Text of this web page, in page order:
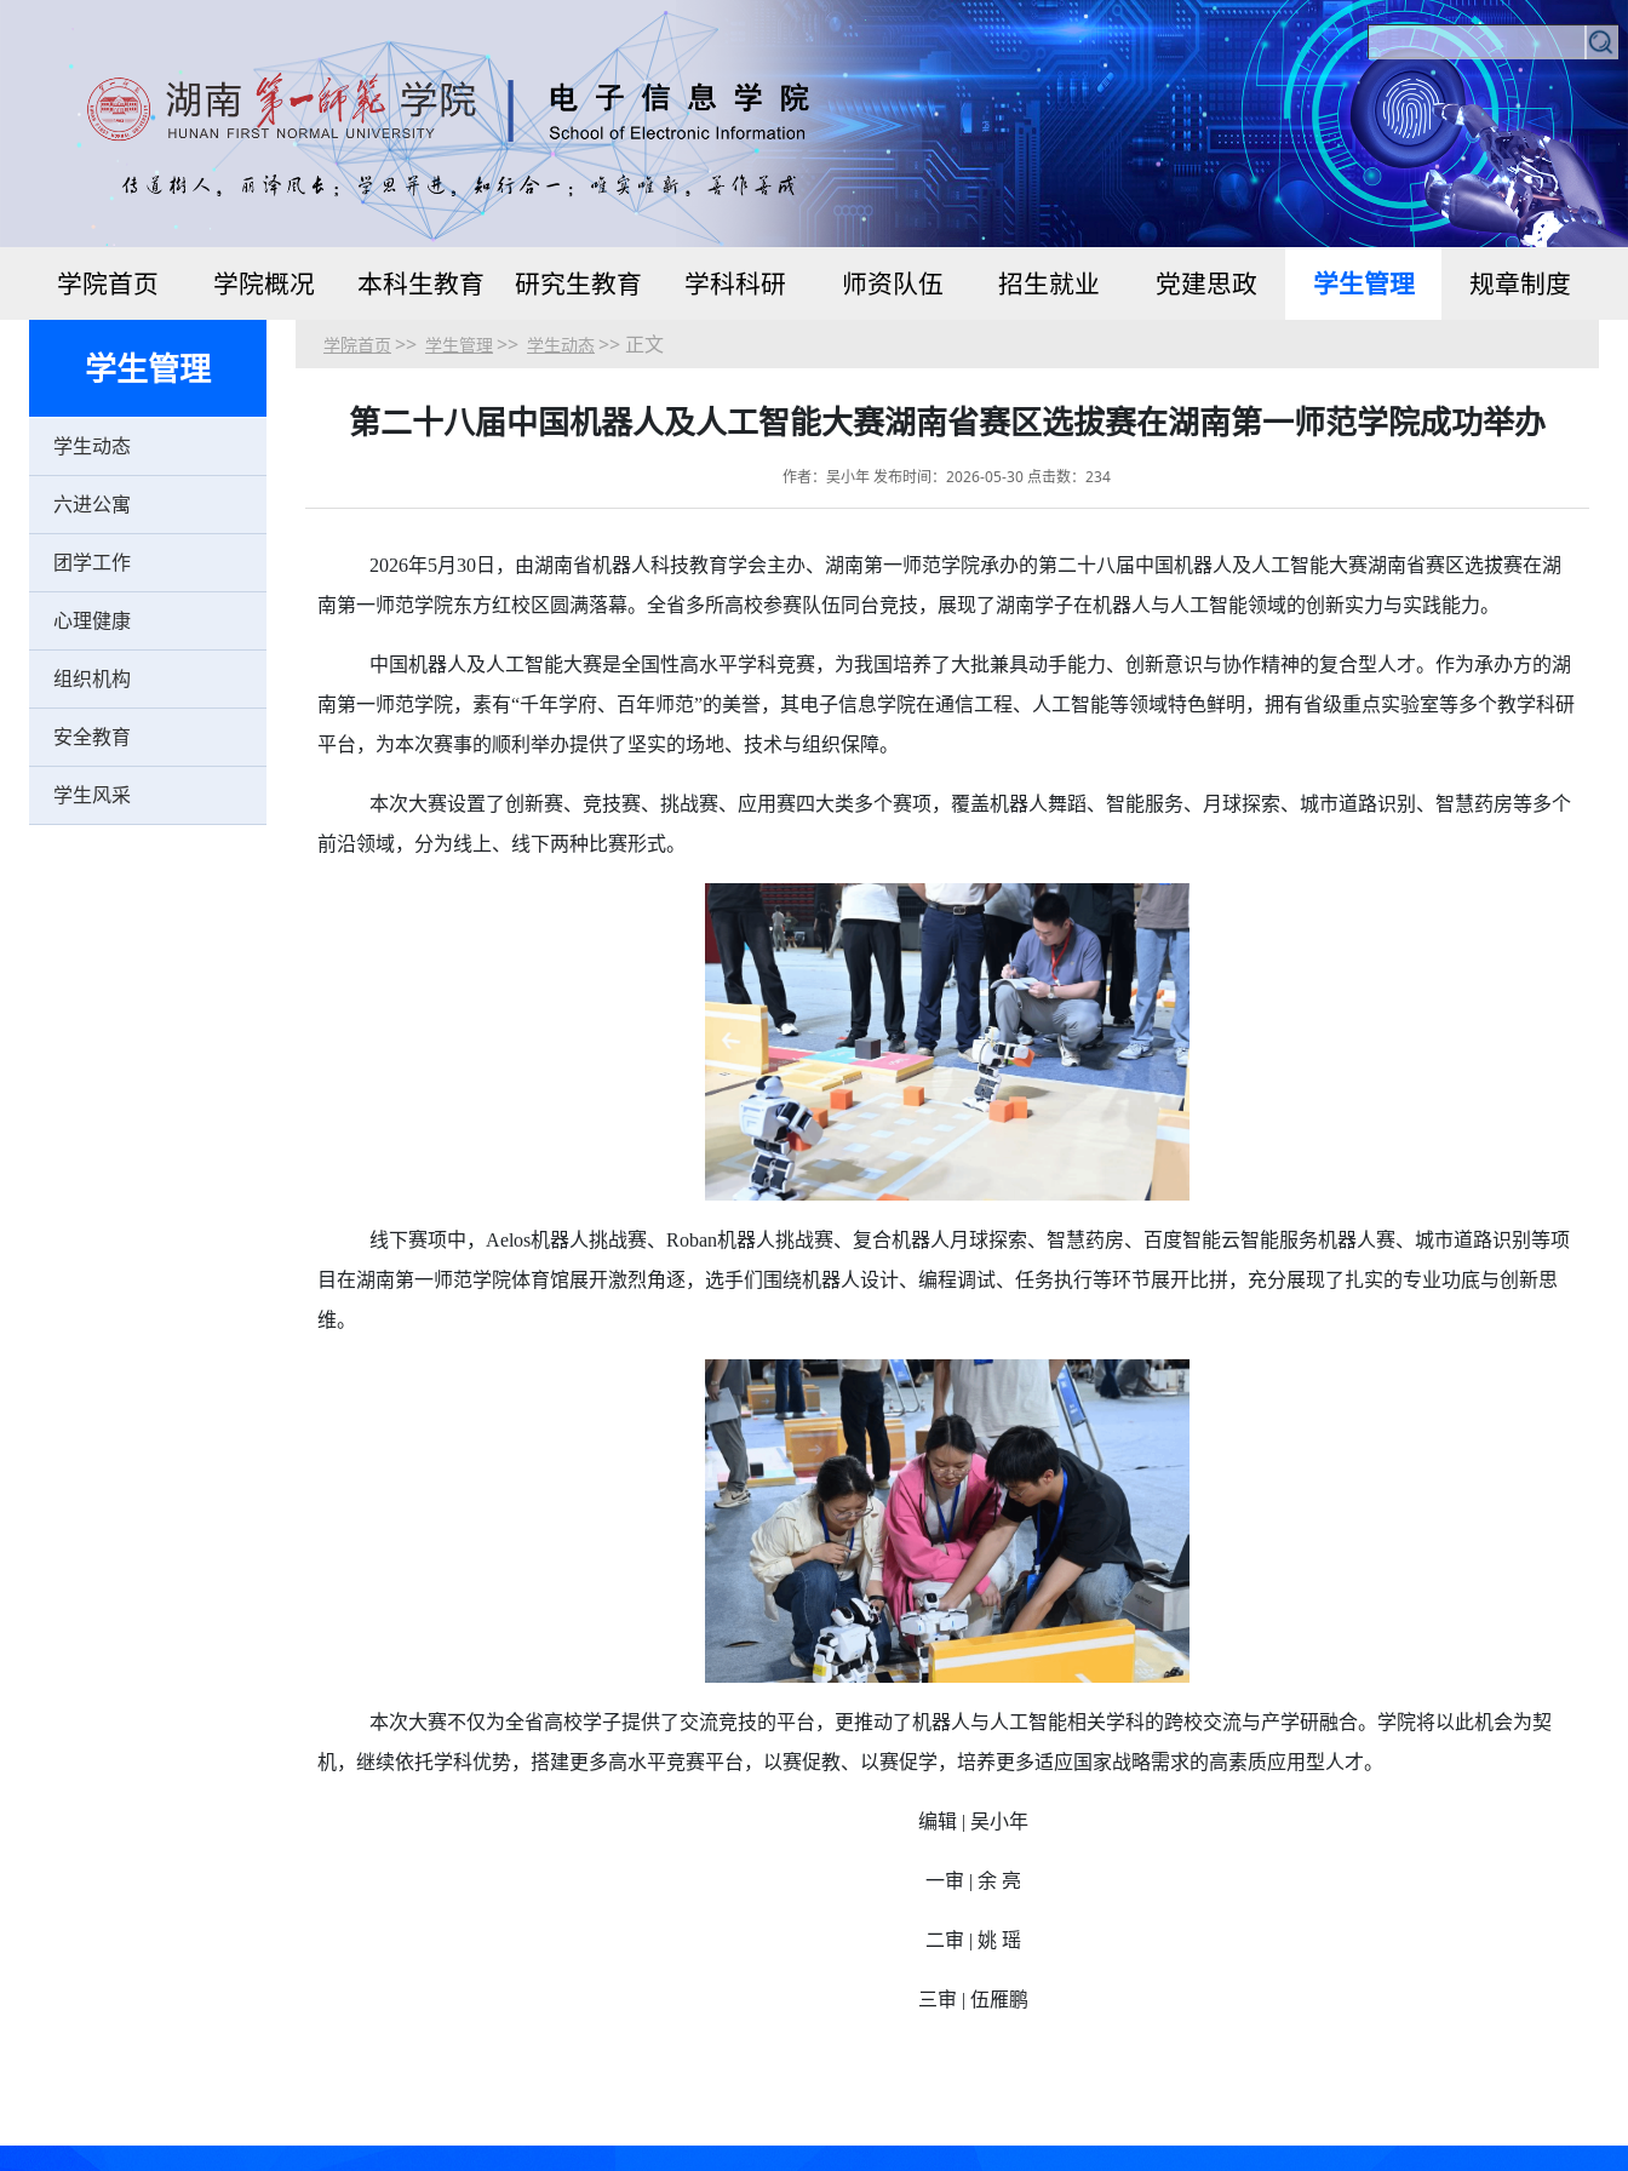
学院首页 学院概况 本科生教育 研究生教育 学科科研 师资队伍 招生就业 党建思政 学生管理 规章制度
学生管理
学生动态
六进公寓
团学工作
心理健康
组织机构
安全教育
学生风采
学院首页 >> 学生管理 >> 学生动态 >> 正文
第二十八届中国机器人及人工智能大赛湖南省赛区选拔赛在湖南第一师范学院成功举办
作者：吴小年 发布时间：2026-05-30 点击数：234
2026年5月30日，由湖南省机器人科技教育学会主办、湖南第一师范学院承办的第二十八届中国机器人及人工智能大赛湖南省赛区选拔赛在湖
南第一师范学院东方红校区圆满落幕。全省多所高校参赛队伍同台竞技，展现了湖南学子在机器人与人工智能领域的创新实力与实践能力。
中国机器人及人工智能大赛是全国性高水平学科竞赛，为我国培养了大批兼具动手能力、创新意识与协作精神的复合型人才。作为承办方的湖
南第一师范学院，素有“千年学府、百年师范”的美誉，其电子信息学院在通信工程、人工智能等领域特色鲜明，拥有省级重点实验室等多个教学科研
平台，为本次赛事的顺利举办提供了坚实的场地、技术与组织保障。
本次大赛设置了创新赛、竞技赛、挑战赛、应用赛四大类多个赛项，覆盖机器人舞蹈、智能服务、月球探索、城市道路识别、智慧药房等多个
前沿领域，分为线上、线下两种比赛形式。
线下赛项中，Aelos机器人挑战赛、Roban机器人挑战赛、复合机器人月球探索、智慧药房、百度智能云智能服务机器人赛、城市道路识别等项
目在湖南第一师范学院体育馆展开激烈角逐，选手们围绕机器人设计、编程调试、任务执行等环节展开比拼，充分展现了扎实的专业功底与创新思
维。
本次大赛不仅为全省高校学子提供了交流竞技的平台，更推动了机器人与人工智能相关学科的跨校交流与产学研融合。学院将以此机会为契
机，继续依托学科优势，搭建更多高水平竞赛平台，以赛促教、以赛促学，培养更多适应国家战略需求的高素质应用型人才。
编辑 | 吴小年
一审 | 余 亮
二审 | 姚 瑶
三审 | 伍雁鹏